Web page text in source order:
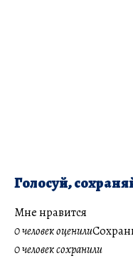
Голосуй,
Мне нравится
0 человек оценили
0 человек сохранили